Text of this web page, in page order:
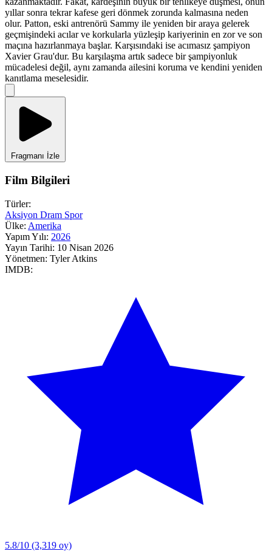
yıllar sonra tekrar kafese geri dönmek zorunda kalmasına neden
olur. Patton, eski antrenörü Sammy ile yeniden bir araya gelerek
geçmişindeki acılar ve korkularla yüzleşip kariyerinin en zor ve son
maçına hazırlanmaya başlar. Karşısındaki ise acımasız şampiyon
Xavier Grau'dur. Bu karşılaşma artık sadece bir şampiyonluk
mücadelesi değil, aynı zamanda ailesini koruma ve kendini yeniden
kanıtlama meselesidir.
Fragmanı İzle
Film Bilgileri
Türler:
Aksiyon Dram Spor
Ülke: Amerika
Yapım Yılı: 2026
Yayın Tarihi: 10 Nisan 2026
Yönetmen: Tyler Atkins
IMDB:
5.8/10 (3,319 oy)